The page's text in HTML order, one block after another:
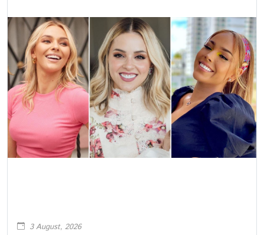
3 August, 2026